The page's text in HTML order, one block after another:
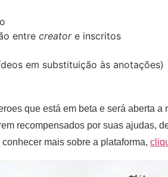
entre creatore inscritos
em substituição às anotações)
que está em beta e será aberta
recompensados por suas ajudas,
mais sobre a plataforma,